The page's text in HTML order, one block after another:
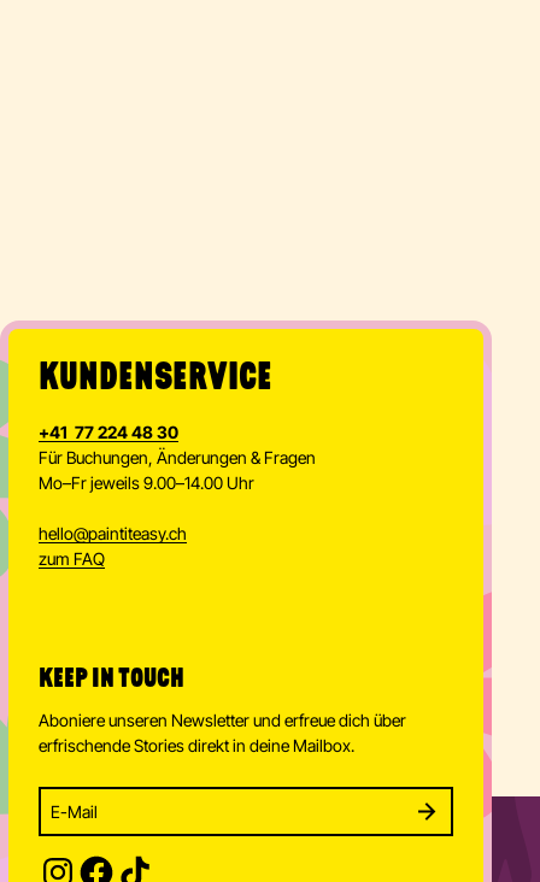
KUNDENSERVICE
+41 77 224 48 30
Für Buchungen, Änderungen & Fragen
Mo–Fr jeweils 9.00–14.00 Uhr
hello@paintiteasy.ch
zum FAQ
KEEP IN TOUCH
Aboniere unseren Newsletter und erfreue dich über
erfrischende Stories direkt in deine Mailbox.
Subscribe to our newsletter and stay updated.
Enter your email address to subscribe
SUBSCRIBE